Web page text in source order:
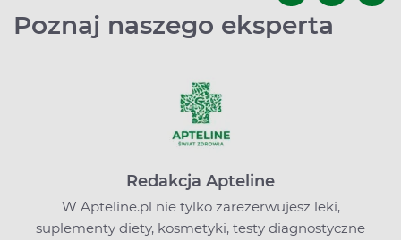
Poznaj naszego eksperta
Redakcja Apteline
W Apteline.pl nie tylko zarezerwujesz leki,
suplementy diety, kosmetyki, testy diagnostyczne